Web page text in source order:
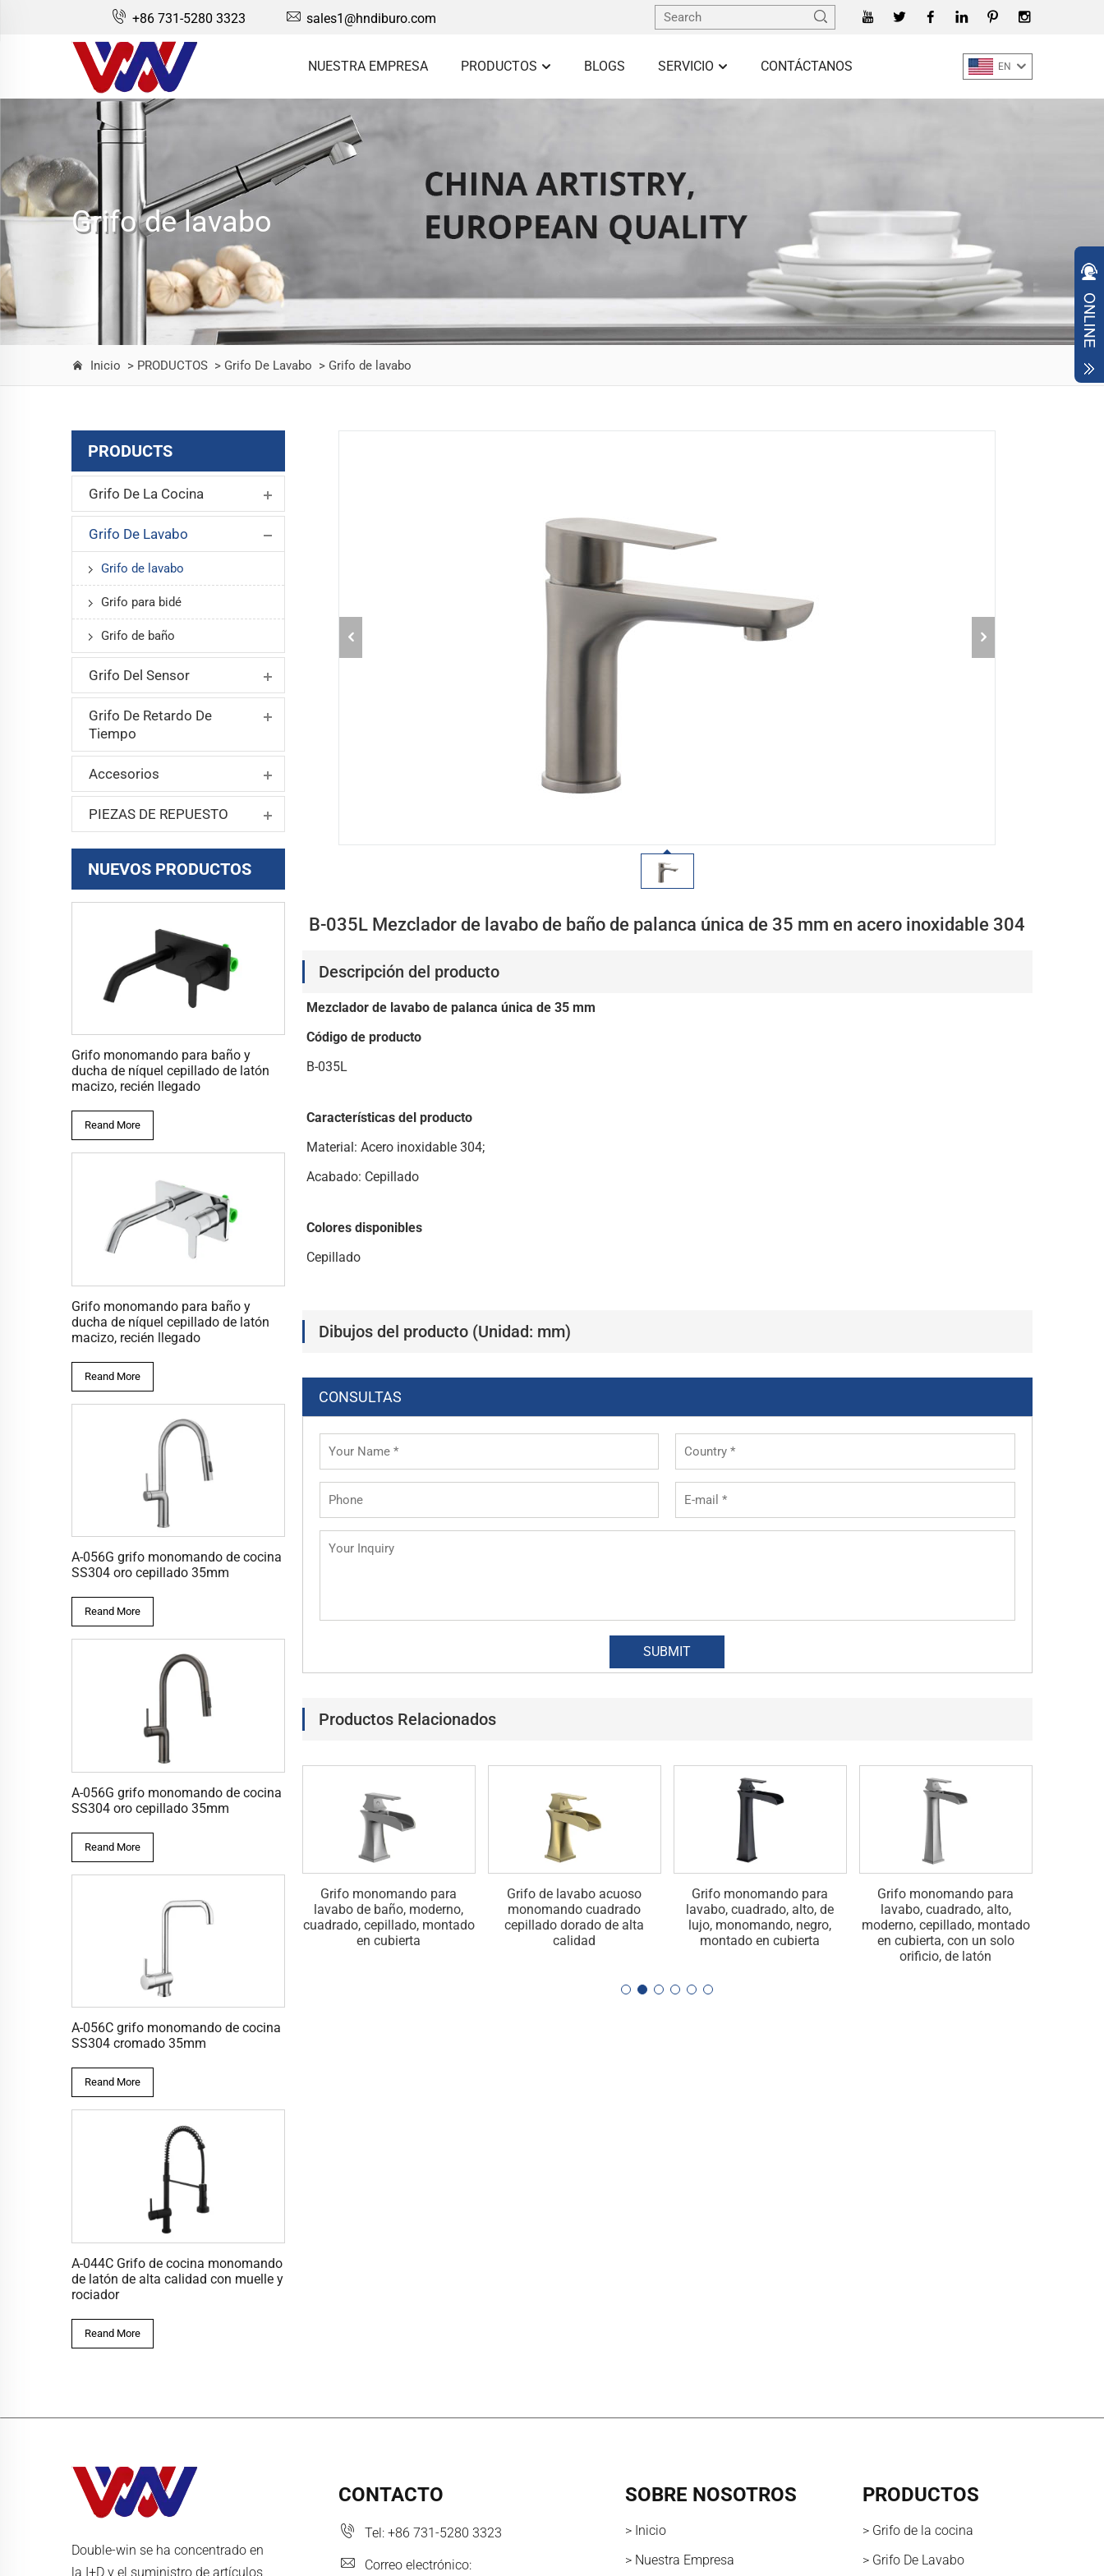
+86 731-5280 3323 sales1@hndiburo.com
NUESTRA EMPRESA PRODUCTOS BLOGS SERVICIO CONTÁCTANOS EN
Grifo de lavabo
Inicio > PRODUCTOS > Grifo De Lavabo > Grifo de lavabo
PRODUCTS
Grifo De La Cocina
Grifo De Lavabo
Grifo de lavabo
Grifo para bidé
Grifo de baño
Grifo Del Sensor
Grifo De Retardo De
Tiempo
Accesorios
PIEZAS DE REPUESTO
NUEVOS PRODUCTOS
Grifo monomando para baño y
ducha de níquel cepillado de latón
macizo, recién llegado
Reand More
Grifo monomando para baño y
ducha de níquel cepillado de latón
macizo, recién llegado
Reand More
A-056G grifo monomando de cocina
SS304 oro cepillado 35mm
Reand More
A-056G grifo monomando de cocina
SS304 oro cepillado 35mm
Reand More
A-056C grifo monomando de cocina
SS304 cromado 35mm
Reand More
A-044C Grifo de cocina monomando
de latón de alta calidad con muelle y
rociador
Reand More
B-035L Mezclador de lavabo de baño de palanca única de 35 mm en acero inoxidable 304
Descripción del producto
Mezclador de lavabo de palanca única de 35 mm
Código de producto
B-035L
Características del producto
Material: Acero inoxidable 304;
Acabado: Cepillado
Colores disponibles
Cepillado
Dibujos del producto (Unidad: mm)
CONSULTAS
Productos Relacionados
monomando cuadrado de
lujo montado en cubierta B-
Grifo monomando para
lavabo de baño, moderno,
cuadrado, cepillado, montado
en cubierta
Grifo de lavabo acuoso
monomando cuadrado
cepillado dorado de alta
calidad
Grifo monomando para
lavabo, cuadrado, alto, de
lujo, monomando, negro,
montado en cubierta
Grifo monomando para
lavabo, cuadrado, alto,
moderno, cepillado, montado
en cubierta, con un solo
orificio, de latón
Double-win se ha concentrado en
la I+D y el suministro de artículos
CONTACTO
Tel:+86 731-5280 3323
Correo electrónico:
SOBRE NOSOTROS
> Inicio
> Nuestra Empresa
PRODUCTOS
> Grifo de la cocina
> Grifo De Lavabo